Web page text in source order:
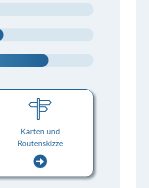
Karten und
Routenskizze